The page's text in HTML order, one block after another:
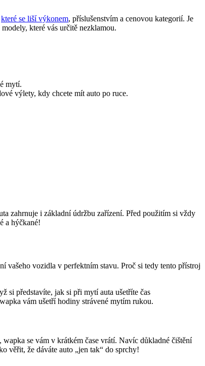
které se liší výkonem, příslušenstvím a cenovou kategorií. Je
které vás určitě nezklamou.
mytí.
výlety, kdy chcete mít auto po ruce.
zahrnuje i základní údržbu zařízení. Před použitím si vždy
a hýčkané!
vašeho vozidla v perfektním stavu. Proč si tedy tento přístroj
si představíte, jak si při mytí auta ušetříte čas
vám ušetří hodiny strávené mytím rukou.
se vám v krátkém čase vrátí. Navíc důkladné čištění
věřit, že dáváte auto „jen tak“ do sprchy!